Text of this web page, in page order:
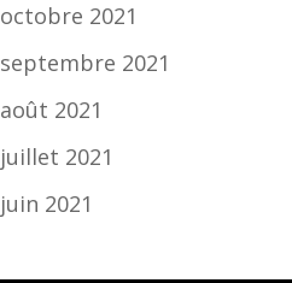
octobre 2021
septembre 2021
août 2021
juillet 2021
juin 2021